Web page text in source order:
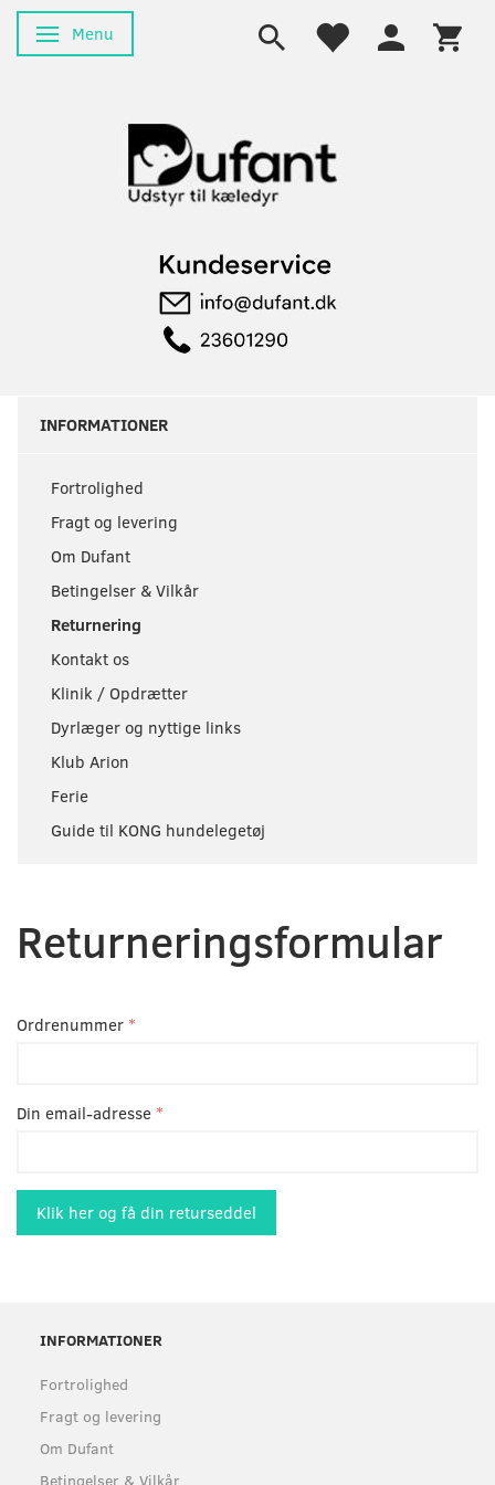
Skifte navigation
Menu
INFORMATIONER
Fortrolighed
Fragt og levering
Om Dufant
Betingelser & Vilkår
Returnering
Kontakt os
Klinik / Opdrætter
Dyrlæger og nyttige links
Klub Arion
Ferie
Guide til KONG hundelegetøj
Returneringsformular
Ordrenummer
Din email-adresse
Klik her og få din returseddel
INFORMATIONER
Fortrolighed
Fragt og levering
Om Dufant
Betingelser & Vilkår